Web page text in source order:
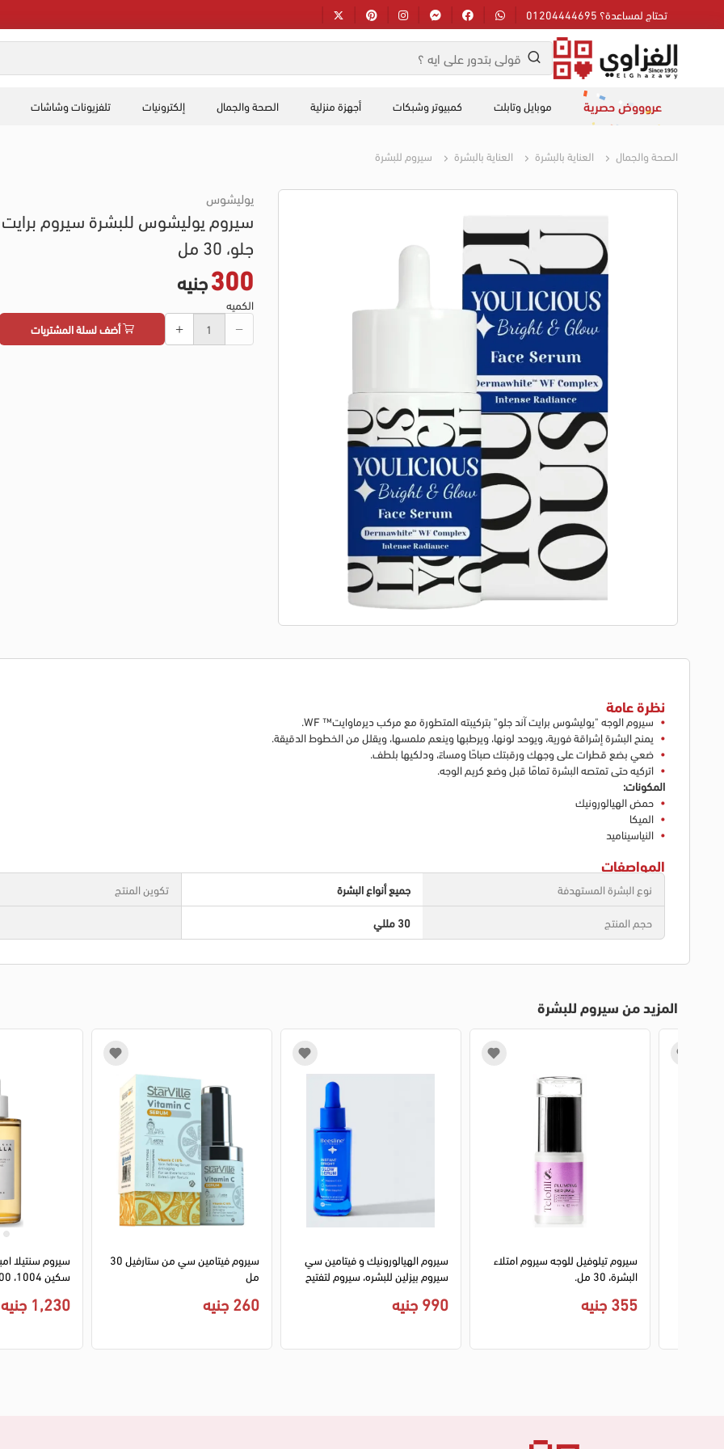
تحتاج لمساعدة؟ 01204444695
عروووض حصرية موبايل وتابلت كمبيوتر وشبكات أجهزة منزلية الصحة والجمال إلكترونيات تلفزيونات وشاشات
الصحة والجمال العناية بالبشرة العناية بالبشرة سيروم للبشرة
يوليشوس
سيروم يوليشوس للبشرة سيروم برايت
جلو، 30 مل
300جنيه
الكميه
أضف لسلة المشتريات
نظرة عامة
سيروم الوجه "يوليشوس برايت آند جلو" بتركيبته المتطورة مع مركب ديرماوايت™ WF.
يمنح البشرة إشراقة فورية، ويوحد لونها، ويرطبها وينعم ملمسها، ويقلل من الخطوط الدقيقة.
ضعي بضع قطرات على وجهك ورقبتك صباحًا ومساءً، ودلكيها بلطف.
اتركيه حتى تمتصه البشرة تمامًا قبل وضع كريم الوجه.
المكونات:
حمض الهيالورونيك
الميكا
النياسيناميد
المواصفات
نوع البشرة المستهدفة جميع أنواع البشرة
تكوين المنتج
حجم المنتج
30 مللي
المزيد من سيروم للبشرة
سيروم سنتيلا
سكين 1004، 100 مل
1,230 جنيه
سيروم فيتامين سي من ستارفيل 30
مل
260 جنيه
سيروم الهيالورونيك و فيتامين سي
سيروم بيزلين للبشره، سيروم لتفتيح
990 جنيه
سيروم تيلوفيل للوجه سيروم امتلاء
البشرة، 30 مل.
355 جنيه